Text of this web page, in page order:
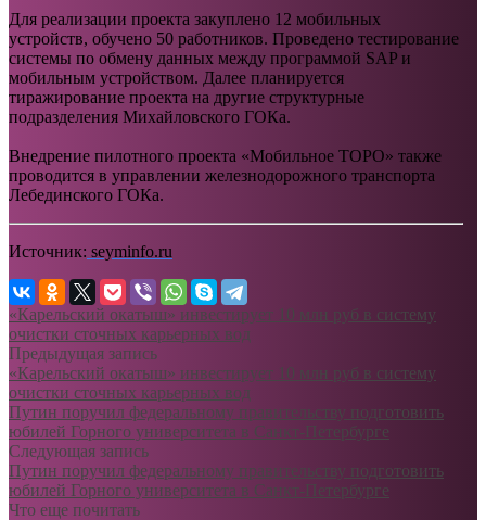
Для реализации проекта закуплено 12 мобильных
устройств, обучено 50 работников. Проведено тестирование
системы по обмену данных между программой SAP и
мобильным устройством. Далее планируется
тиражирование проекта на другие структурные
подразделения Михайловского ГОКа.
Внедрение пилотного проекта «Мобильное ТОРО» также
проводится в управлении железнодорожного транспорта
Лебединского ГОКа.
Источник: seyminfo.ru
«Карельский окатыш» инвестирует 10 млн руб в систему
очистки сточных карьерных вод
Предыдущая запись
«Карельский окатыш» инвестирует 10 млн руб в систему
очистки сточных карьерных вод
Путин поручил федеральному правительству подготовить
юбилей Горного университета в Санкт-Петербурге
Следующая запись
Путин поручил федеральному правительству подготовить
юбилей Горного университета в Санкт-Петербурге
Что еще почитать